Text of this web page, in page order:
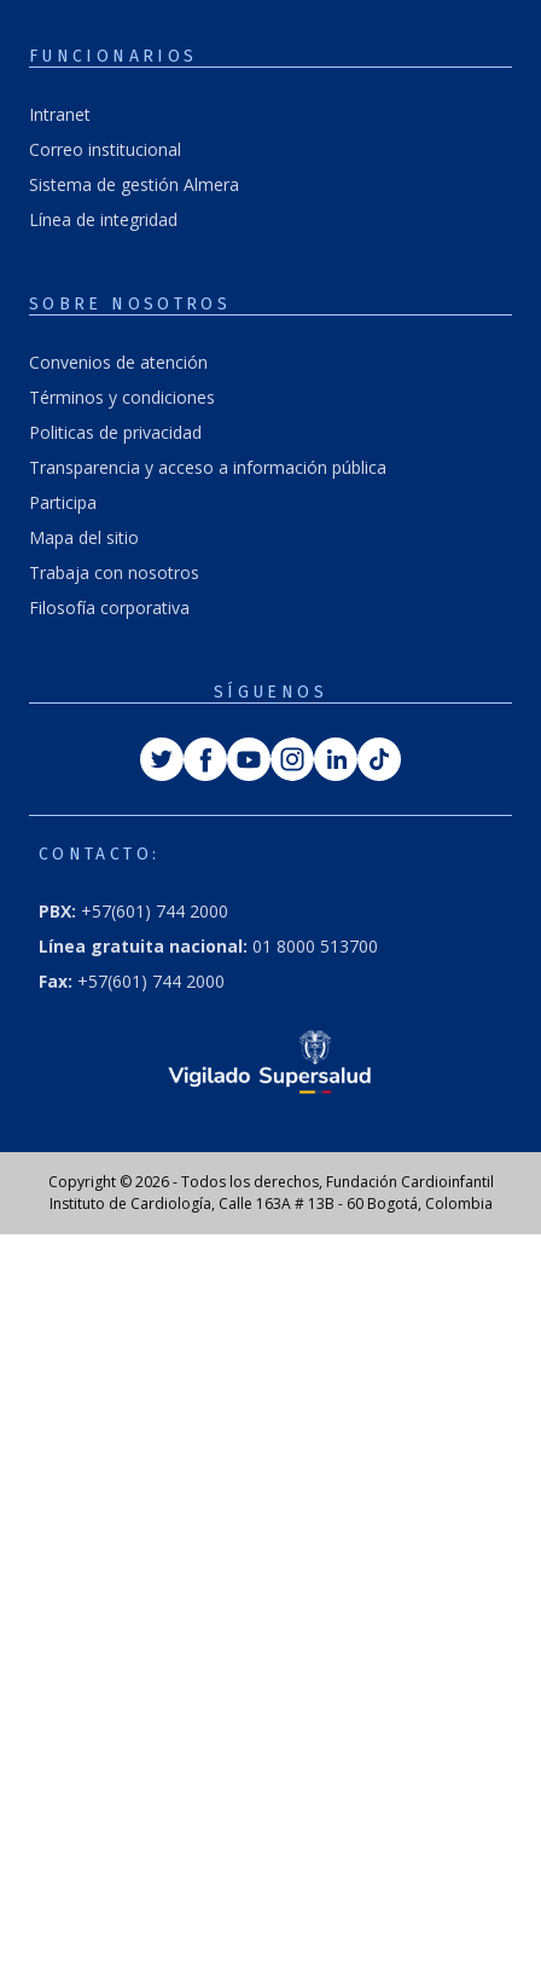
FUNCIONARIOS
Intranet
Correo institucional
Sistema de gestión Almera
Línea de integridad
SOBRE NOSOTROS
Convenios de atención
Términos y condiciones
Politicas de privacidad
Transparencia y acceso a información pública
Participa
Mapa del sitio
Trabaja con nosotros
Filosofía corporativa
SÍGUENOS
TwitterFacebook
YoutubeInstagram
LinkedinTiktok
CONTACTO:
PBX: +57(601) 744 2000
Línea gratuita nacional: 01 8000 513700
Fax: +57(601) 744 2000
Copyright © 2026 - Todos los derechos, Fundación Cardioinfantil
Instituto de Cardiología, Calle 163A # 13B - 60 Bogotá, Colombia